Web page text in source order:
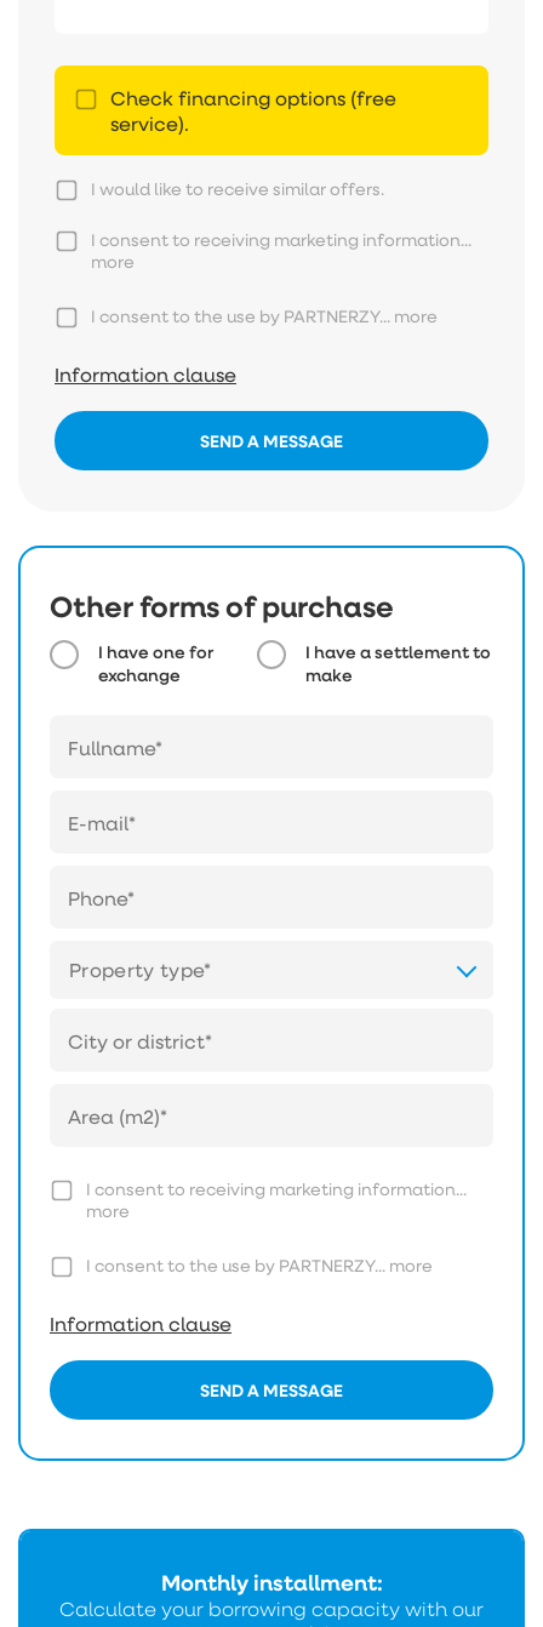
Check financing options (free
service).
I would like to receive similar offers.
I consent to receiving marketing information...
more
I consent to the use by PARTNERZY... more
Information clause
SEND A MESSAGE
Other forms of purchase
I have one for
exchange
I have a settlement to
make
Property type*
I consent to receiving marketing information...
more
I consent to the use by PARTNERZY... more
Information clause
SEND A MESSAGE
Monthly installment:
Calculate your borrowing capacity with our